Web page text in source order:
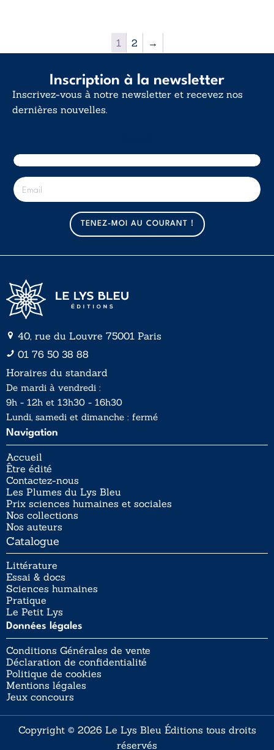
1 2 →
Inscription à la newsletter
Inscrivez-vous à notre newsletter et recevez nos
dernières nouvelles.
E
-
m
TENEZ-MOI AU COURANT !
40, rue du Louvre 75001 Paris
01 76 50 38 88
Horaires du standard
De mardi à vendredi :
9h - 12h et 13h30 - 16h30
Lundi, samedi et dimanche : fermé
Navigation
Accueil
Être édité
Contactez-nous
Les Plumes du Lys Bleu
Prix sciences humaines et sociales
Nos collections
Nos auteurs
Catalogue
Littérature
Essai & docs
Sciences humaines
Pratique
Le Petit Lys
Données légales
Conditions Générales de vente
Déclaration de confidentialité
Politique de cookies
Mentions légales
Jeux concours
Copyright © 2026 Le Lys Bleu Éditions tous droits
réservés